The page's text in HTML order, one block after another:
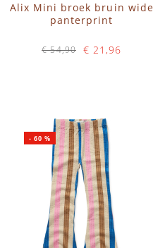
Alix Mini broek bruin wide
panterprint
€ 21,96
€ 54,90
- 60 %